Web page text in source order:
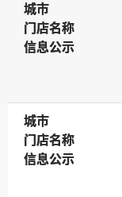
城市
城市
门店名称
门店名称
信息公示
信息公示
城市
城市
门店名称
门店名称
信息公示
信息公示